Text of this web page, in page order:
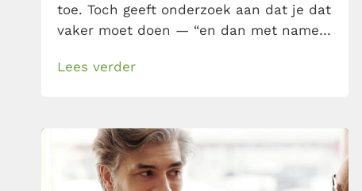
toe. Toch geeft onderzoek aan dat je dat
vaker moet doen — “en dan met name
dat is, en hoe jij er voor zorgt dat jij niet
Lees verder